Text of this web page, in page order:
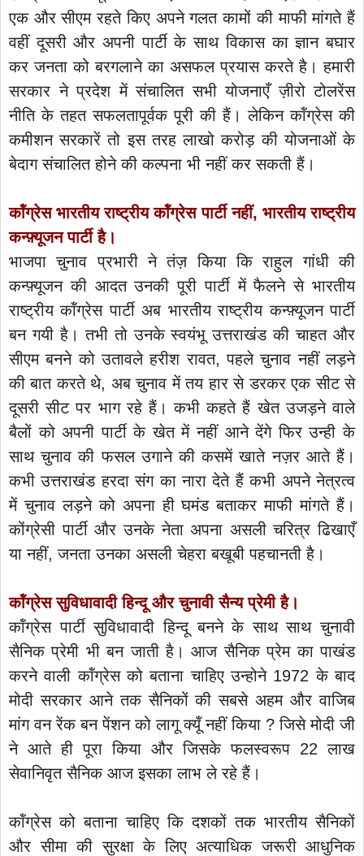
एक और सीएम रहते किए अपने गलत कामों की माफी मांगते हैं
वहीं दूसरी और अपनी पार्टी के साथ विकास का ज्ञान बघार
कर जनता को बरगलाने का असफल प्रयास करते है। हमारी
सरकार ने प्रदेश में संचालित सभी योजनाएँ ज़ीरो टोलरेंस
नीति के तहत सफलतापूर्वक पूरी की हैं। लेकिन कॉंग्रेस की
कमीशन सरकारें तो इस तरह लाखो करोड़ की योजनाओं के
बेदाग संचालित होने की कल्पना भी नहीं कर सकती हैं।
कॉंग्रेस भारतीय राष्ट्रीय कॉंग्रेस पार्टी नहीं, भारतीय राष्ट्रीय
कन्फ़्यूजन पार्टी है।
भाजपा चुनाव प्रभारी ने तंज़ किया कि राहुल गांधी की
कन्फ़्यूजन की आदत उनकी पूरी पार्टी में फैलने से भारतीय
राष्ट्रीय कॉंग्रेस पार्टी अब भारतीय राष्ट्रीय कन्फ़्यूजन पार्टी
बन गयी है। तभी तो उनके स्वयंभू उत्तराखंड की चाहत और
सीएम बनने को उतावले हरीश रावत, पहले चुनाव नहीं लड़ने
की बात करते थे, अब चुनाव में तय हार से डरकर एक सीट से
दूसरी सीट पर भाग रहे हैं। कभी कहते हैं खेत उजड़ने वाले
बैलों को अपनी पार्टी के खेत में नहीं आने देंगे फिर उन्ही के
साथ चुनाव की फसल उगाने की कसमें खाते नज़र आते हैं।
कभी उत्तराखंड हरदा संग का नारा देते हैं कभी अपने नेत्रत्व
में चुनाव लड़ने को अपना ही घमंड बताकर माफी मांगते हैं।
कोंग्रेसी पार्टी और उनके नेता अपना असली चरित्र ढिखाएँ
या नहीं, जनता उनका असली चेहरा बखूबी पहचानती है।
कॉंग्रेस सुविधावादी हिन्दू और चुनावी सैन्य प्रेमी है।
कॉंग्रेस पार्टी सुविधावादी हिन्दू बनने के साथ साथ चुनावी
सैनिक प्रेमी भी बन जाती है। आज सैनिक प्रेम का पाखंड
करने वाली कॉंग्रेस को बताना चाहिए उन्होने 1972 के बाद
मोदी सरकार आने तक सैनिकों की सबसे अहम और वाजिब
मांग वन रेंक बन पेंशन को लागू क्यूँ नहीं किया ? जिसे मोदी जी
ने आते ही पूरा किया और जिसके फलस्वरूप 22 लाख
सेवानिवृत सैनिक आज इसका लाभ ले रहे हैं।
कॉंग्रेस को बताना चाहिए कि दशकों तक भारतीय सैनिकों
और सीमा की सुरक्षा के लिए अत्याधिक जरूरी आधुनिक